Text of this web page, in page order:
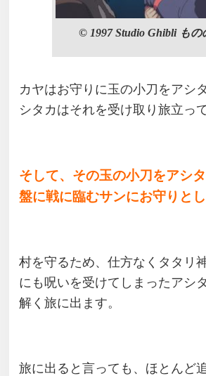
© 1997 Studio Ghibli もの
カヤはお守りに玉の小刀をアシ
シタカはそれを受け取り旅立っ
そして、その玉の小刀をアシ
盤に戦に臨むサンにお守りとし
村を守るため、仕方なくタタリ
にも呪いを受けてしまったアシ
解く旅に出ます。
旅に出ると言っても、ほとんど